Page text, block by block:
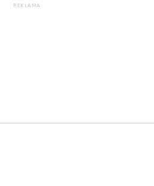
REKLAMA